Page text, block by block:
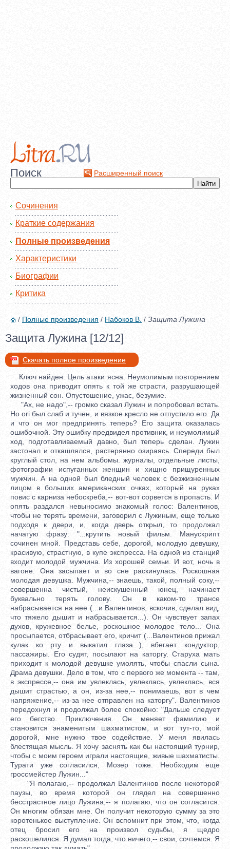
Поиск Расширенный поиск
Сочинения
Краткие содержания
Полные произведения
Характеристики
Биографии
Критика
/ Полные произведения / Набоков В. / Защита Лужина
Защита Лужина [12/12]
Скачать полное произведение
Ключ найден. Цель атаки ясна. Неумолимым повторением
ходов она приводит опять к той же страсти, разрушающей
жизненный сон. Опустошение, ужас, безумие.
"Ах, не надо",-- громко сказал Лужин и попробовал встать.
Но ori был слаб и тучен, и вязкое кресло не отпустило его. Да
и что он мог предпринять теперь? Его защита оказалась
ошибочной. Эту ошибку предвидел противник, и неумолимый
ход, подготавливаемый давно, был теперь сделан. Лужин
застонал и откашлялся, растерянно озираясь. Спереди был
круглый стол, на нем альбомы. журналы, отдельные листы,
фотографии испуганных женщин и хищно прищуренных
мужчин. А на одной был бледный человек с безжизненным
лицом в больших американских очках, который на руках
повис с карниза небоскреба,-- вот-вот сорвется в пропасть. И
опять раздался невыносимо знакомый голос: Валентинов,
чтобы не терять времени, заговорил с Лужиным, еще только
подходя к двери, и, когда дверь открыл, то продолжал
начатую фразу: "...крутить новый фильм. Манускрипт
сочинен мной. Представь себе, дорогой, молодую девушку,
красивую, страстную, в купе экспресса. На одной из станций
входит молодой мужчина. Из хорошей семьи. И вот, ночь в
вагоне. Она засыпает и во сне раскинулась. Роскошная
молодая девушка. Мужчина,-- знаешь, такой, полный соку,--
совершенна чистый, неискушенный юнец, начинает
буквально терять голову. Он в каком-то трансе
набрасывается на нее (...и Валентинов, вскочив, сделал вид,
что тяжело дышит и набрасывается...). Он чувствует запах
духов, кружевное белье, роскошное молодое тело... Она
просыпается, отбрасывает его, кричит (...Валентинов прижал
кулак ко рту и выкатил глаза...), вбегает кондуктор,
пассажиры. Его судят, посылают на каторгу. Старуха мать
приходит к молодой девушке умолять, чтобы спасли сына.
Драма девушки. Дело в том, что с первого же момента -- там,
в экспрессе,-- она им увлеклась, увлеклась, увлеклась, вся
дышит страстью, а он, из-за нее,-- понимаешь, вот в чем
напряжение,-- из-за нее отправлен на каторгу". Валентинов
передохнул и продолжал более спокойно: "Дальше следует
его бегство. Приключения. Он меняет фамилию и
становится энаменитым шахматистом, и вот тут-то, мой
дорогой, мне нужно твое содействие. У меня явилась
блестящая мысль. Я хочу заснять как бы настоящий турнир,
чтобы с моим героем играли настоящие, живые шахматисты.
Турати уже согласился, Мозер тоже. Необходим еще
гроссмейстер Лужин..."
"Я полагаю,-- продолжал Валентинов после некоторой
паузы, во время которой он глядел на совершенно
бесстрастное лицо Лужина,-- я полагаю, что он согласится.
Он многим обязан мне. Он получит некоторую сумму за это
коротенькое выступление. Он вспомнит при этом, что, когда
отец бросил его на произвол судьбы, я щедро
раскошелился. Я думал тогда, что ничего,-- свои, сочтемся. Я